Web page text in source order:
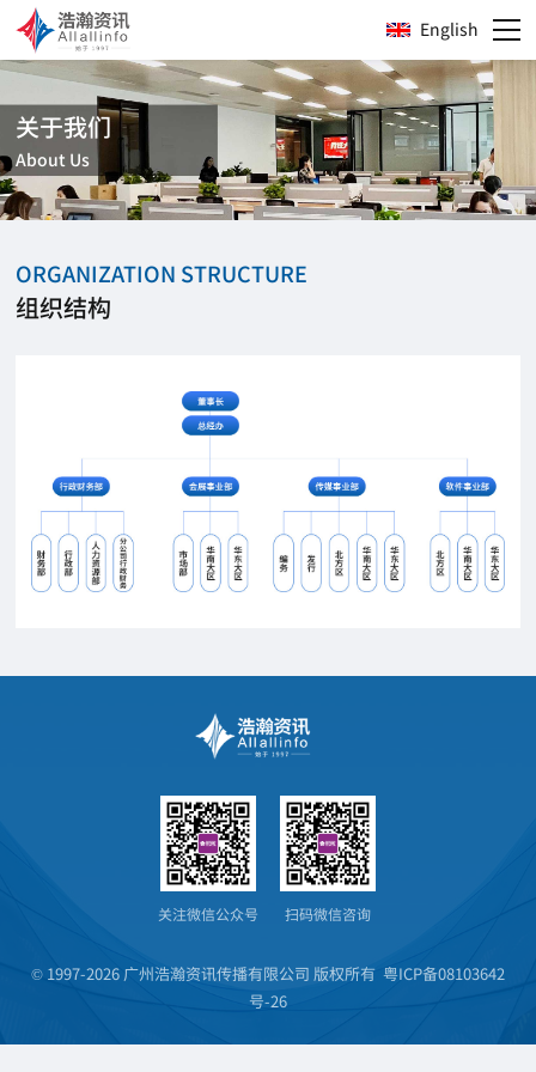
English
关于我们
About Us
ORGANIZATION STRUCTURE
组织结构
关注微信公众号 扫码微信咨询
© 1997-2026 广州浩瀚资讯传播有限公司 版权所有 粤ICP备08103642
号-26